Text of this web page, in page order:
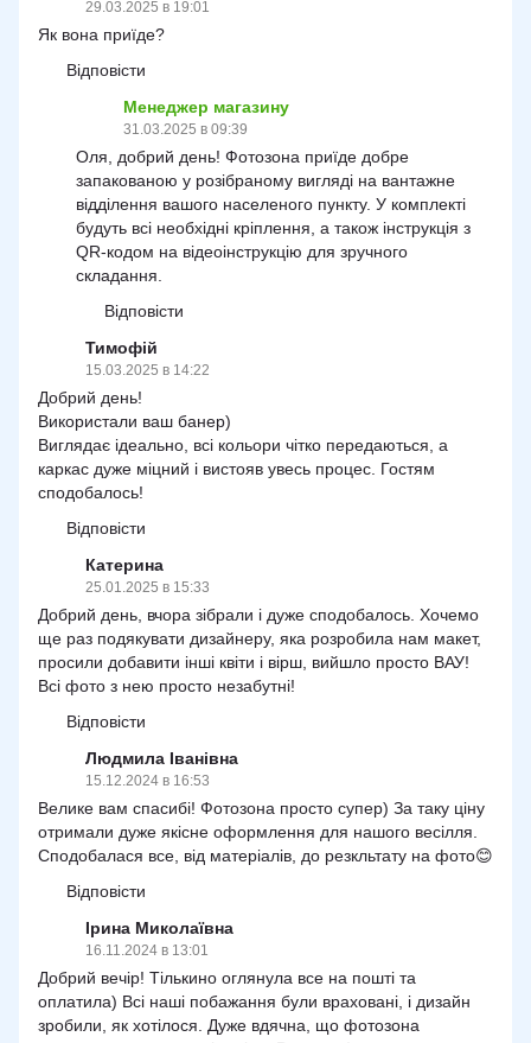
29.03.2025 в 19:01
Як вона приїде?
Відповісти
Менеджер магазину
31.03.2025 в 09:39
Оля, добрий день! Фотозона приїде добре
запакованою у розібраному вигляді на вантажне
відділення вашого населеного пункту. У комплекті
будуть всі необхідні кріплення, а також інструкція з
QR-кодом на відеоінструкцію для зручного
складання.
Відповісти
Тимофій
15.03.2025 в 14:22
Добрий день!
Використали ваш банер)
Виглядає ідеально, всі кольори чітко передаються, а
каркас дуже міцний і вистояв увесь процес. Гостям
сподобалось!
Відповісти
Катерина
25.01.2025 в 15:33
Добрий день, вчора зібрали і дуже сподобалось. Хочемо
ще раз подякувати дизайнеру, яка розробила нам макет,
просили добавити інші квіти і вірш, вийшло просто ВАУ!
Всі фото з нею просто незабутні!
Відповісти
Людмила Іванівна
15.12.2024 в 16:53
Велике вам спасибі! Фотозона просто супер) За таку ціну
отримали дуже якісне оформлення для нашого весілля.
Сподобалася все, від матеріалів, до резкльтату на фото😊
Відповісти
Ірина Миколаївна
16.11.2024 в 13:01
Добрий вечір! Тількино оглянула все на пошті та
оплатила) Всі наші побажання були враховані, і дизайн
зробили, як хотілося. Дуже вдячна, що фотозона